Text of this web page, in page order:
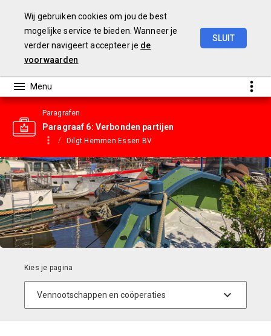
Wij gebruiken cookies om jou de best
mogelijke service te bieden. Wanneer je
verder navigeert accepteer je de
voorwaarden
SLUIT
Paragrafen
Paragraaf 6: Verbonden partijen
Dilgt Hemmen Essen BV